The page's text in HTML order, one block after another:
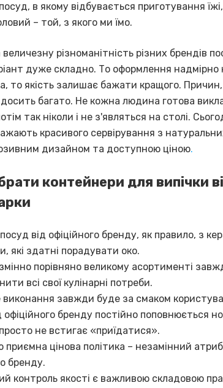
в якому відбувається приготування
– той, з якого ми їмо.
різноманітність різних брендів
дуже складно. То оформлення надмірно
то якість залишає бажати кращого.
багато. Не кожна людина готова
так ніколи і не з'являться на столі.
красивого сервірування з
дизайном та доступною ціною.
контейнери для випічки
від офіційного бренду, як правило, з
які здатні порадувати око.
порівняно великому асортименті
всі свої кулінарні потреби.
виконання завжди буде за смаком
офіційного бренду постійно поповнюється
не встигає «приїдатися».
приємна цінова політика – незамінний
бренду.
контроль якості є важливою складовою